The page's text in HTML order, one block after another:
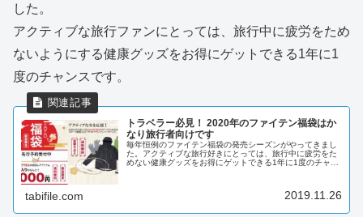
した。
アクティブな旅行ファンにとっては、旅行中に疲労をため
ないようにする健康グッズをお得にゲットできる1年に1
度のチャンスです。
トラベラー必見！ 2020年のファイテン福袋はか
なり旅行者向けです
毎年恒例のファイテン福袋の発売シーズンがやってきまし
た。アクティブな旅行好きにとっては、旅行中に疲労をた
めない健康グッズをお得にゲットできる1年に1度のチャン
tabifile.com 2019.11.26